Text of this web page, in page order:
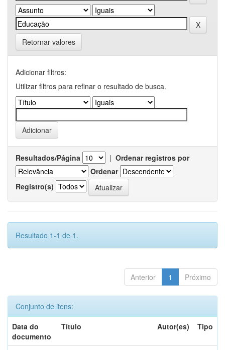
Retornar valores
Adicionar filtros:
Utilizar filtros para refinar o resultado de busca.
Resultados/Página | Ordenar registros por
Ordenar
Registro(s)
Resultado 1-1 de 1.
Anterior 1 Próximo
Conjunto de itens:
Data do
documento
Título Autor(es) Tipo